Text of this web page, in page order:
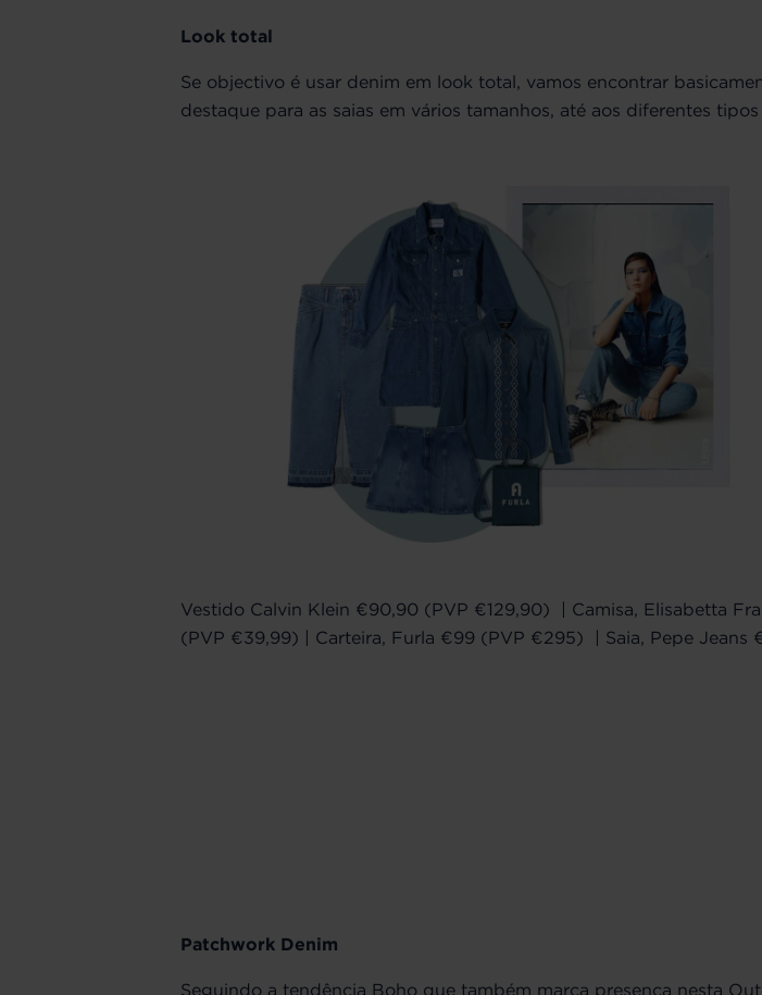
Look total
Se objectivo é usar denim em look total, vamos encontrar
destaque para as saias em vários tamanhos, até aos diferentes
Vestido Calvin Klein €90,90 (PVP €129,90) | Camisa, Elisabetta
(PVP €39,99) | Carteira, Furla €99 (PVP €295) | Saia, Pepe Jeans
Patchwork Denim
Seguindo a tendência Boho que também marca presença nesta